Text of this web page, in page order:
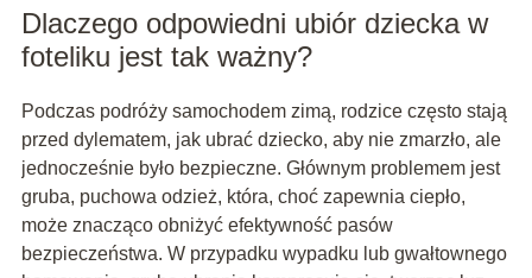
Dlaczego odpowiedni ubiór dziecka w
foteliku jest tak ważny?
Podczas podróży samochodem zimą, rodzice często stają
przed dylematem, jak ubrać dziecko, aby nie zmarzło, ale
jednocześnie było bezpieczne. Głównym problemem jest
gruba, puchowa odzież, która, choć zapewnia ciepło,
może znacząco obniżyć efektywność pasów
bezpieczeństwa. W przypadku wypadku lub gwałtownego